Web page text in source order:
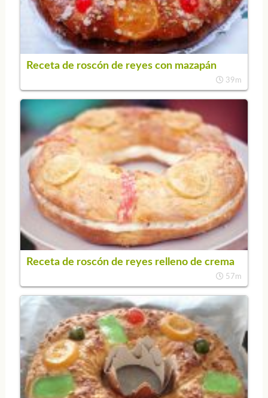
Receta de roscón de reyes con mazapán
39m
Receta de roscón de reyes relleno de crema
57m